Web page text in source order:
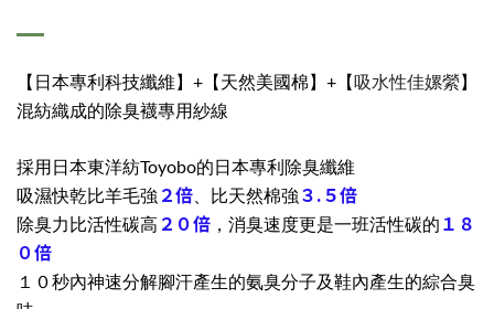
【日本專利科技纖維】+【天然美國棉】+【 吸水性佳嫘縈】
混紡織成的除臭襪專用紗線
採用日本東洋紡Toyobo的日本專利除臭纖維
吸濕快乾比羊毛強 ２倍、比天然棉強 ３.５倍
除臭力比活性碳高 ２０倍 ，消臭速度更是一班活性碳的 １８
０倍
１０秒內神速分解腳汗產生的氨臭分子及鞋內產生的綜合臭